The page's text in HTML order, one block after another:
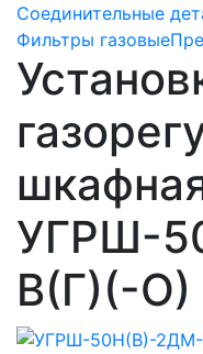
Соединительные
Фильтры газовые
УГРШ-
В(Г)(-О)